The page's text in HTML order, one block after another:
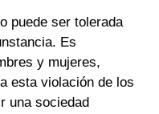
puede ser tolerada
Es
y mujeres,
esta violación de los
una sociedad